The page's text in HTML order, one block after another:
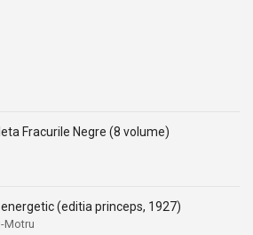
Fracurile Negre (8 volume)
(editia princeps, 1927)
Motru